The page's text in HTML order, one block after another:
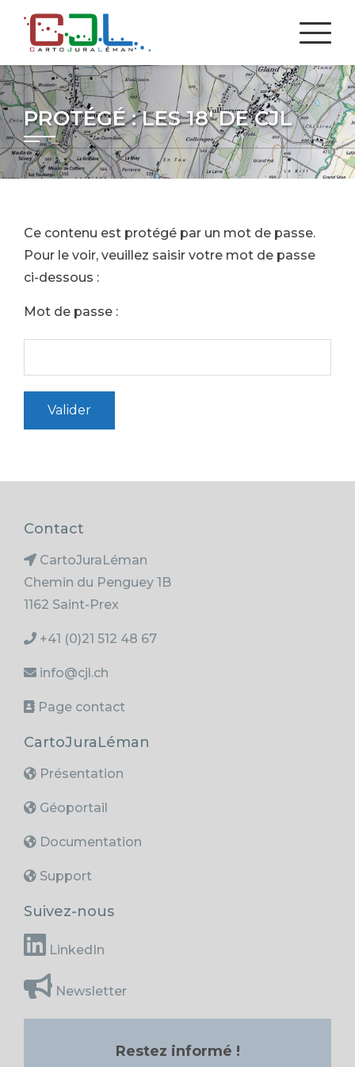
PROTÉGÉ : LES 18′ DE CJL
Ce contenu est protégé par un mot de passe.
Pour le voir, veuillez saisir votre mot de passe
ci-dessous :
Mot de passe :
Contact
CartoJuraLéman
Chemin du Penguey 1B
1162 Saint-Prex
+41 (0)21 512 48 67
info@cjl.ch
Page contact
CartoJuraLéman
Présentation
Géoportail
Documentation
Support
Suivez-nous
LinkedIn
Newsletter
Restez informé !